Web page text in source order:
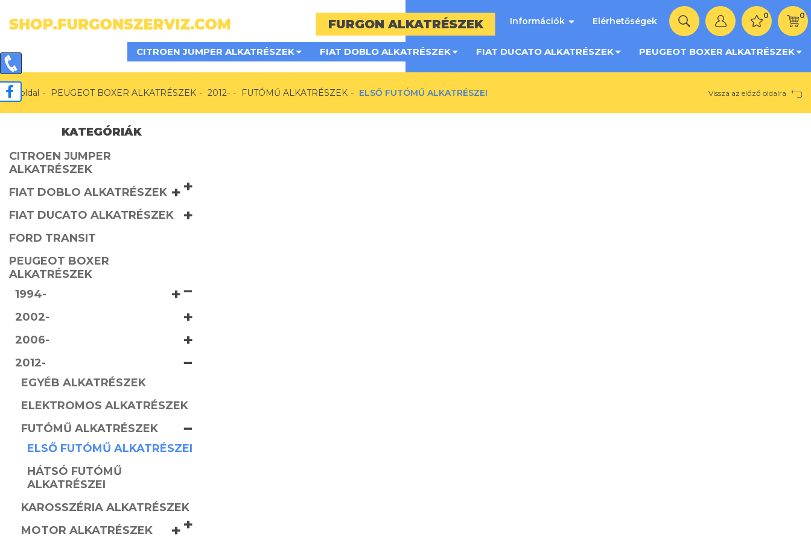
FURGON ALKATRÉSZEK Információk Elérhetőségek
0 0
CITROEN JUMPER ALKATRÉSZEK FIAT DOBLO ALKATRÉSZEK FIAT DUCATO ALKATRÉSZEK PEUGEOT BOXER ALKATRÉSZEK
Főoldal PEUGEOT BOXER ALKATRÉSZEK 2012- FUTÓMŰ ALKATRÉSZEK ELSŐ FUTÓMŰ ALKATRÉSZEI Vissza az előző oldalra
KATEGÓRIÁK
CITROEN JUMPER
ALKATRÉSZEK
+
FIAT DOBLO ALKATRÉSZEK +
FIAT DUCATO ALKATRÉSZEK +
FORD TRANSIT
PEUGEOT BOXER
ALKATRÉSZEK
−
1994- +
2002- +
2006- +
2012- −
EGYÉB ALKATRÉSZEK
ELEKTROMOS ALKATRÉSZEK
FUTÓMŰ ALKATRÉSZEK
−
ELSŐ FUTÓMŰ ALKATRÉSZEI
HÁTSÓ FUTÓMŰ
ALKATRÉSZEI
KAROSSZÉRIA ALKATRÉSZEK
+
MOTOR ALKATRÉSZEK +